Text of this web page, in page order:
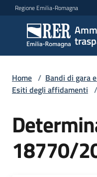
Vai al contenuto
Vai alla navigazione
Vai al footer
Regione Emilia-Romagna
Sottosezioni
Accesso
Home / Bandi di gara
Esiti degli affidamenti /
18770/